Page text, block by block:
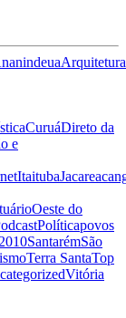
Arquitetura
CuruáDireto da
e
Itaituba
Oeste do
Políticapovos
SantarémSão
Terra SantaTop
Vitória